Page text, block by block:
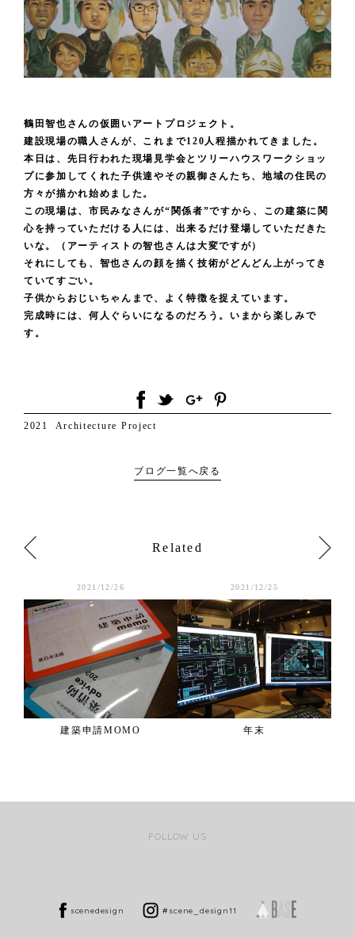
鶴田智也さんの仮囲いアートプロジェクト。
建設現場の職人さんが、これまで120人程描かれてきました。
本日は、先日行われた現場見学会とツリーハウスワークショッ
プに参加してくれた子供達やその親御さんたち、地域の住民の
方々が描かれ始めました。
この現場は、市民みなさんが“関係者”ですから、この建築に関
心を持っていただける人には、出来るだけ登場していただきた
いな。（アーティストの智也さんは大変ですが）
それにしても、智也さんの顔を描く技術がどんどん上がってき
ていてすごい。
子供からおじいちゃんまで、よく特徴を捉えています。
完成時には、何人ぐらいになるのだろう。いまから楽しみで
す。
2021 Architecture Project
ブログ一覧へ戻る
Related
2021/12/26
建築申請MOMO
2021/12/25
年末
FOLLOW US
scenedesign #scene_design11